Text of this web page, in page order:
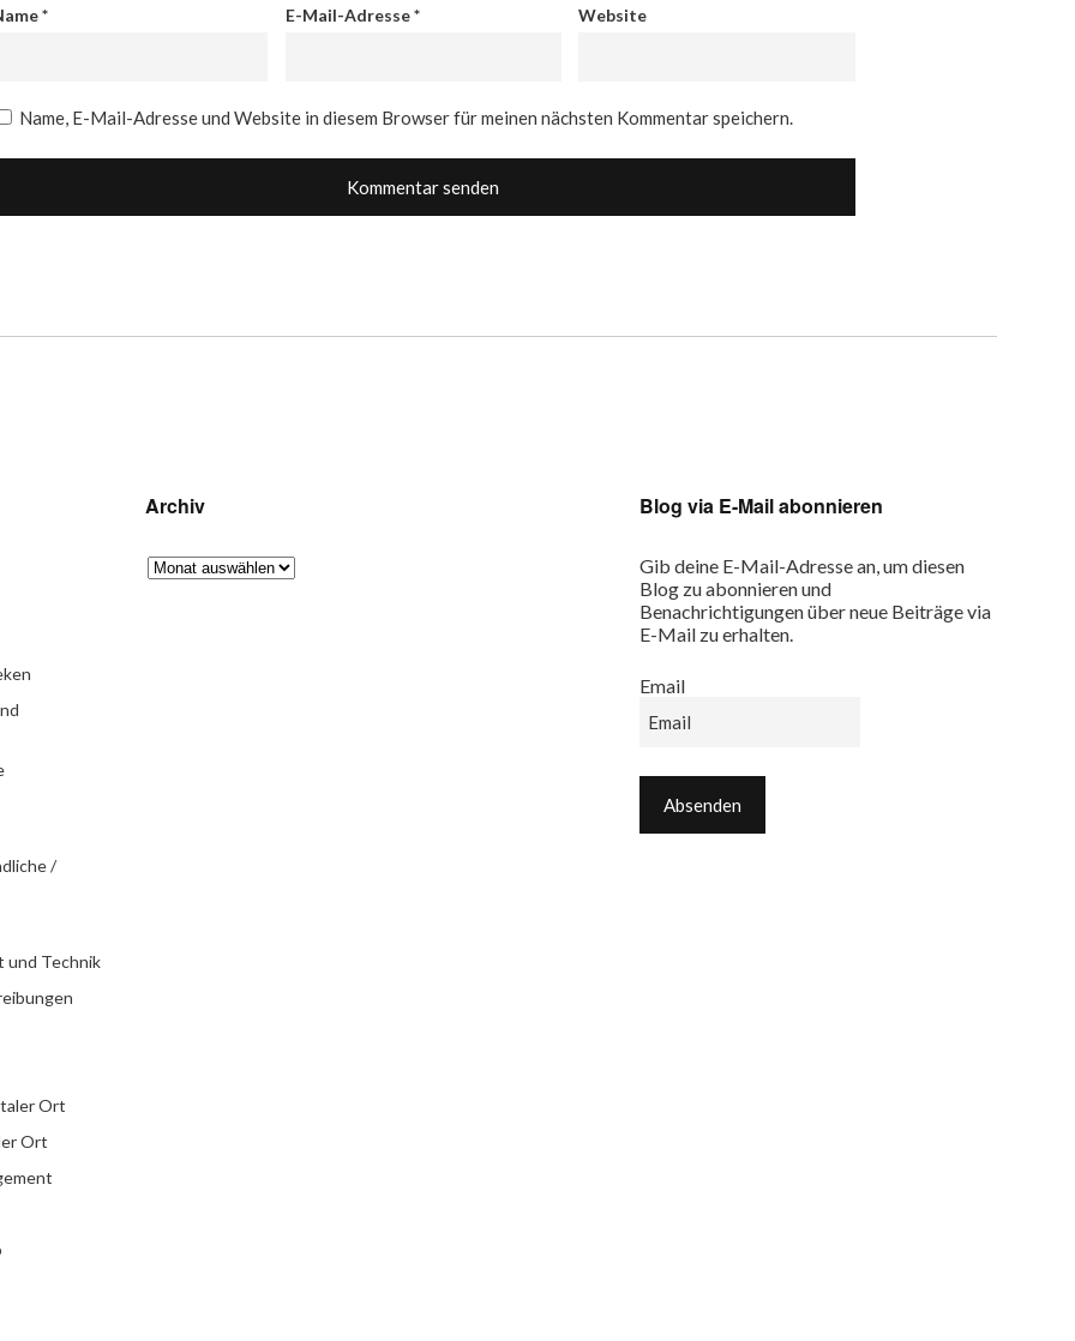
* E-Mail-Adresse* Website
Name, E-Mail-Adresse und Website in diesem Browser für meinen nächsten Kommentar speichern.
/
und Technik
Ort
Ort
Archiv Blog via E-Mail abonnieren
Gib deine E-Mail-Adresse an, um diesen
Blog zu abonnieren und
Benachrichtigungen über neue Beiträge via
E-Mail zu erhalten.
Email